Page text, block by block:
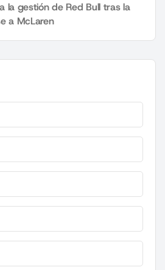
la gestión de Red Bull tras la
a McLaren